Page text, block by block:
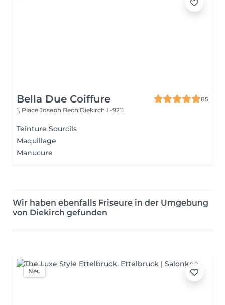
Bella Due Coiffure
85
1, Place Joseph Bech Diekirch L-9211
Teinture Sourcils
Maquillage
Manucure
Wir haben ebenfalls Friseure in der Umgebung
von Diekirch gefunden
Neu